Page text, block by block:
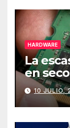
HARDWARE
La
en
de PCs
10 JULIO,